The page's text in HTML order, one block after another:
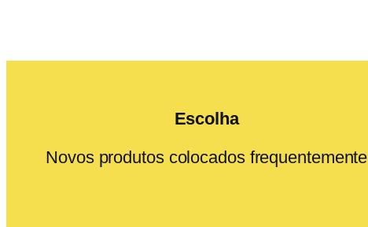
Escolha
Novos produtos colocados frequentemente